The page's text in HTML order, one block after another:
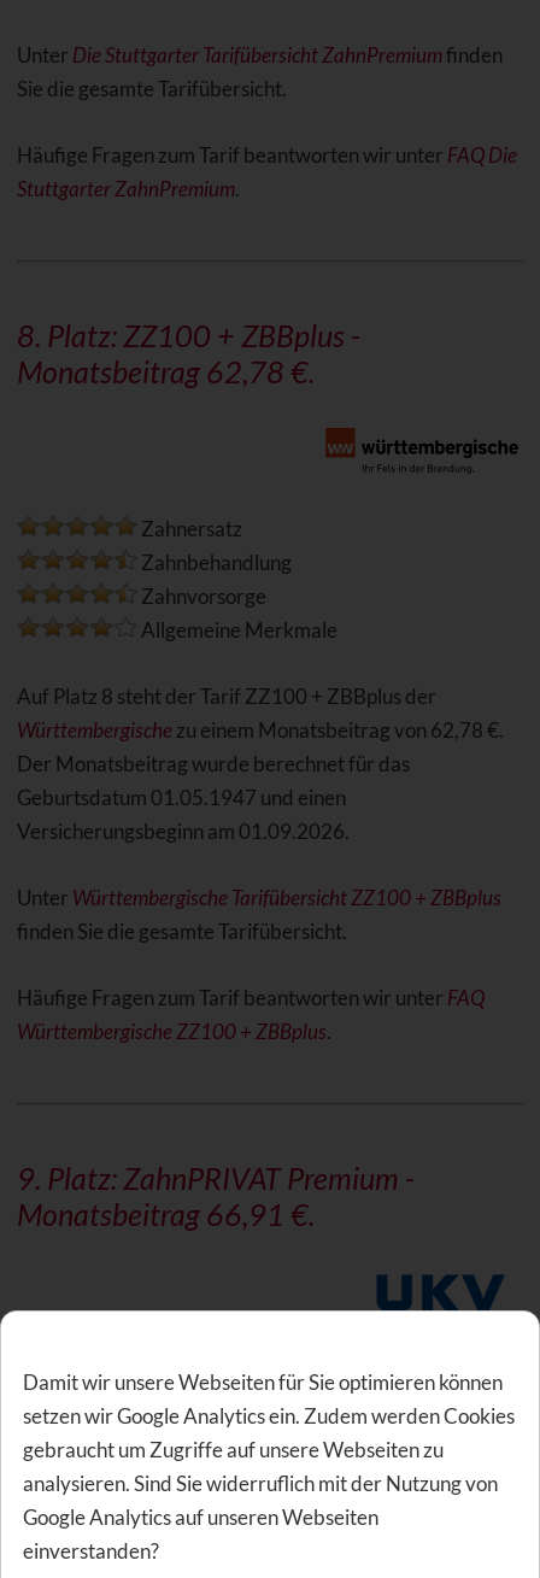
Unter Die Stuttgarter Tarifübersicht ZahnPremiumfinden
Sie die gesamte Tarifübersicht.
Häufige Fragen zum Tarif beantworten wir unter FAQ Die
Stuttgarter ZahnPremium.
8. Platz: ZZ100 + ZBBplus -
Monatsbeitrag 62,78 €.
Zahnersatz
Zahnbehandlung
Zahnvorsorge
Allgemeine Merkmale
Auf Platz 8 steht der Tarif ZZ100 + ZBBplus der
Württembergische zu einem Monatsbeitrag von 62,78 €.
Der Monatsbeitrag wurde berechnet für das
Geburtsdatum 01.05.1947 und einen
Versicherungsbeginn am 01.09.2026.
Unter Württembergische Tarifübersicht ZZ100 + ZBBplus
finden Sie die gesamte Tarifübersicht.
Häufige Fragen zum Tarif beantworten wir unter FAQ
Württembergische ZZ100 + ZBBplus.
9. Platz: ZahnPRIVAT Premium -
Monatsbeitrag 66,91 €.
Zahnersatz
Zahnbehandlung
Zahnvorsorge
Allgemeine Merkmale
Auf Platz 9 steht der Tarif ZahnPRIVAT Premium der
Damit wir unsere Webseiten für Sie optimieren können
setzen wir Google Analytics ein. Zudem werden Cookies
gebraucht um Zugriffe auf unsere Webseiten zu
analysieren. Sind Sie widerruflich mit der Nutzung von
Google Analytics auf unseren Webseiten
einverstanden?